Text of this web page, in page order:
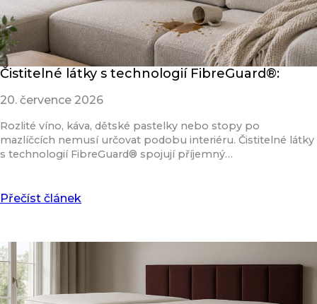
Čistitelné látky s technologií FibreGuard®:
20. července 2026
Rozlité víno, káva, dětské pastelky nebo stopy po
mazlíčcích nemusí určovat podobu interiéru. Čistitelné látky
s technologií FibreGuard® spojují příjemný…
Přečíst článek